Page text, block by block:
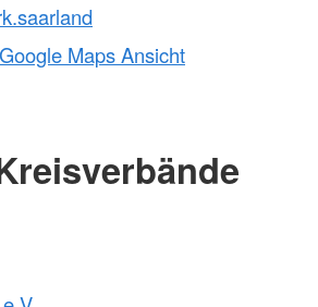
Maps Ansicht